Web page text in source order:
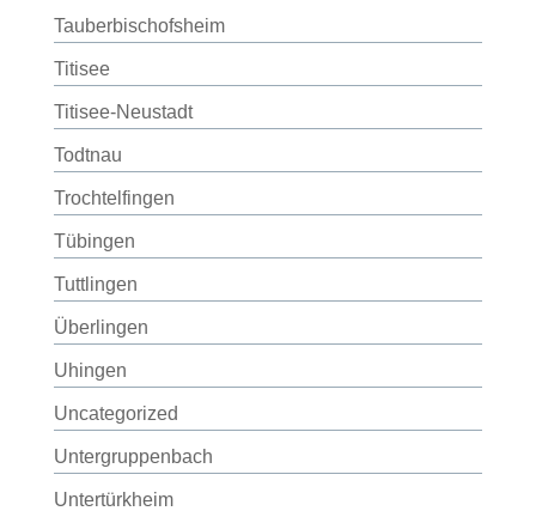
Tauberbischofsheim
Titisee
Titisee-Neustadt
Todtnau
Trochtelfingen
Tübingen
Tuttlingen
Überlingen
Uhingen
Uncategorized
Untergruppenbach
Untertürkheim